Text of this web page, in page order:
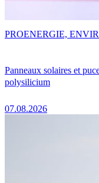
Panneaux solaires et
polysilicium
07.08.2026
PROENERGIE,